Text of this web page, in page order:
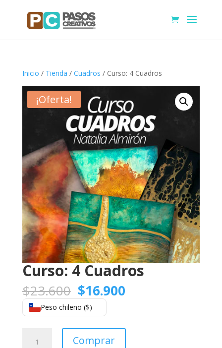
Inicio / Tienda / Cuadros / Curso: 4 Cuadros
¡Oferta!
Curso: 4 Cuadros
$23.600 El
precio
original
era:
$23.600.
$16.900El
es:
$16.900.
Peso chileno ($)
Comprar